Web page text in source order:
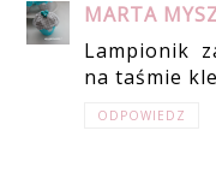
MARTA
Lampionik
na taśmie
ODPOWIEDZ